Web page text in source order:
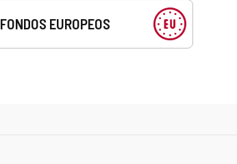
FONDOS EUROPEOS